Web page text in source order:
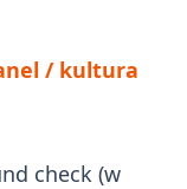
/ kultura
check (w